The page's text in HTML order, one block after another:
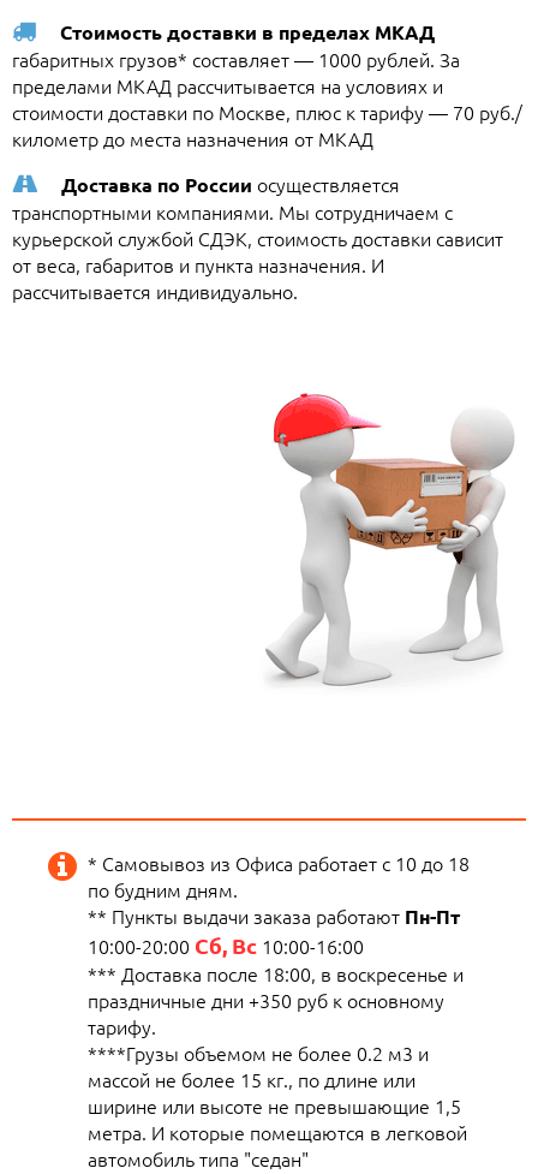
Стоимость доставки в пределах МКАД
габаритных грузов* составляет — 1000 рублей. За
пределами МКАД рассчитывается на условиях и
стоимости доставки по Москве, плюс к тарифу — 70 руб./
километр до места назначения от МКАД
Доставка по России осуществляется
транспортными компаниями. Мы сотрудничаем с
курьерской службой СДЭК, стоимость доставки сависит
от веса, габаритов и пункта назначения. И
рассчитывается индивидуально.
* Самовывоз из Офиса работает с 10 до 18
по будним дням.
** Пункты выдачи заказа работают Пн-Пт
10:00-20:00 Сб, Вс 10:00-16:00
*** Доставка после 18:00, в воскресенье и
праздничные дни +350 руб к основному
тарифу.
****Грузы объемом не более 0.2 м3 и
массой не более 15 кг., по длине или
ширине или высоте не превышающие 1,5
метра. И которые помещаются в легковой
автомобиль типа "седан"